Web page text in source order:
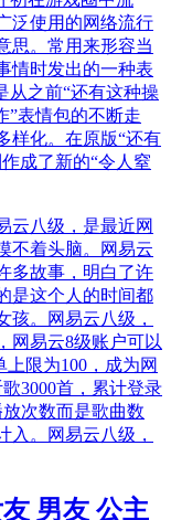
泛使用的网络流行
思。常用来形容当
情时发出的一种表
从之前“还有这种操
”表情包的不断走
样化。在原版“还有
成了新的“令人窒
云八级，是最近网
不着头脑。网易云
多故事，明白了许
是这个人的时间都
孩。网易云八级，
网易云8级账户可以
限为100，成为网
3000首，累计登录
次数而是歌曲数
入。网易云八级，
男友 公主